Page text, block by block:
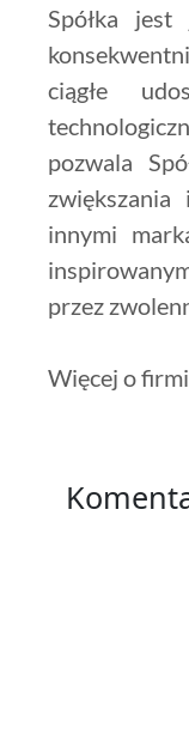
Spółka
ciągłe
pozwala
innymi
przez
Więcej o